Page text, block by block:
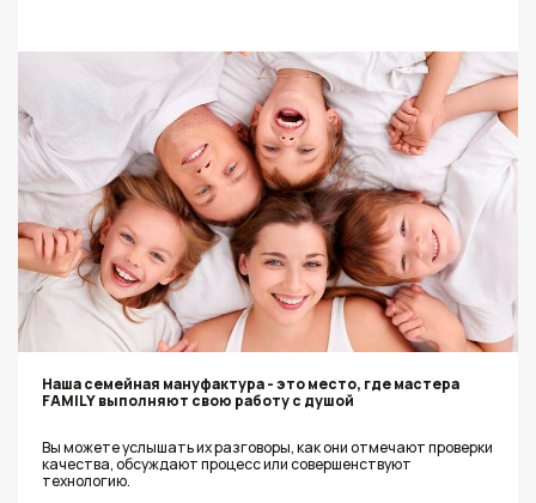
Наша семейная мануфактура - это место, где мастера
FAMILY выполняют свою работу с душой
Вы можете услышать их разговоры, как они отмечают проверки
качества, обсуждают процесс или совершенствуют
технологию.